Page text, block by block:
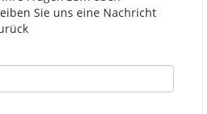
Sie uns eine Nachricht